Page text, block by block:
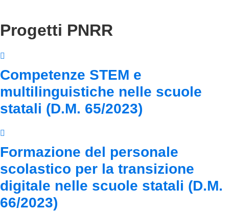
Progetti PNRR
Competenze STEM e
multilinguistiche nelle scuole
statali (D.M. 65/2023)
Formazione del personale
scolastico per la transizione
digitale nelle scuole statali (D.M.
66/2023)